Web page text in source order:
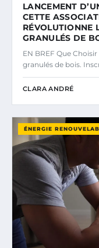
LANCEMENT
CETTE
RÉVOLUTIONNE
GRANULÉS DE
EN BREF Que
granulés de bois.
CLARA ANDRÉ
ÉNERGIE